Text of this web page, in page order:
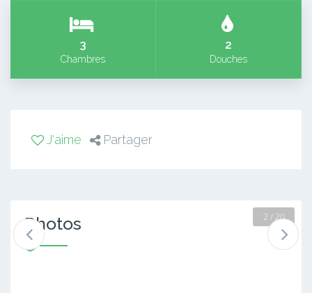
3
Chambres
2
Douches
J'aime Partager
Photos 2 / 20